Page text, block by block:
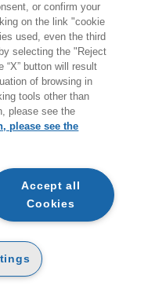
per le spedizioni
la pausa estivanon
care.
MAZZU' MARCO
- 2ED
DIGITALE
or confirm your
on the link "cookie
used, even the third
selecting the "Reject
button will result
of browsing in
tools other than
please see the
please see the
Accept all
Cookies